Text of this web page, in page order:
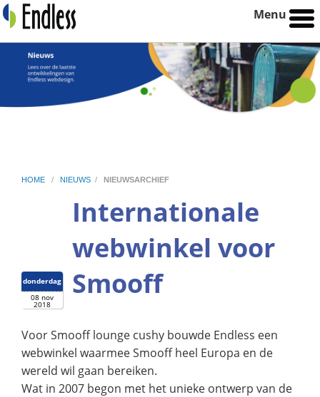
Menu
HOME / NIEUWS / NIEUWSARCHIEF
Internationale
webwinkel voor
Smooff
donderdag
08 nov
2018
Voor Smooff lounge cushy bouwde Endless een
webwinkel waarmee Smooff heel Europa en de
wereld wil gaan bereiken.
Wat in 2007 begon met het unieke ontwerp van de